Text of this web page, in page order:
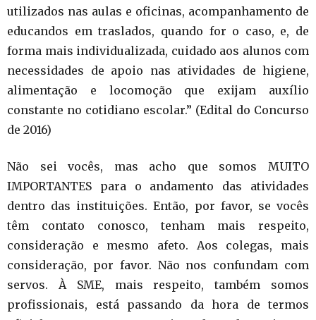
utilizados nas aulas e oficinas, acompanhamento de
educandos em traslados, quando for o caso, e, de
forma mais individualizada, cuidado aos alunos com
necessidades de apoio nas atividades de higiene,
alimentação e locomoção que exijam auxílio
constante no cotidiano escolar.” (Edital do Concurso
de 2016)
Não sei vocês, mas acho que somos MUITO
IMPORTANTES para o andamento das atividades
dentro das instituições. Então, por favor, se vocês
têm contato conosco, tenham mais respeito,
consideração e mesmo afeto. Aos colegas, mais
consideração, por favor. Não nos confundam com
servos. À SME, mais respeito, também somos
profissionais, está passando da hora de termos